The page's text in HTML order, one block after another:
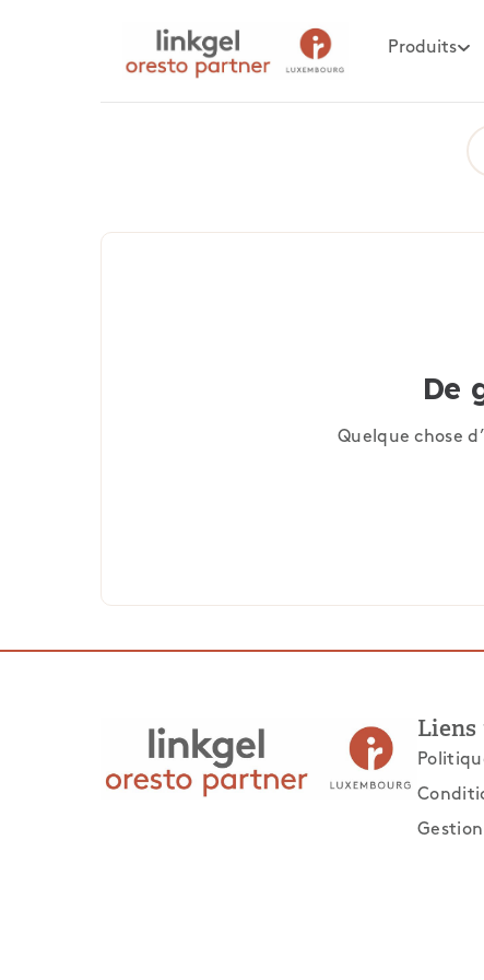
Produits
De
Quelque chose